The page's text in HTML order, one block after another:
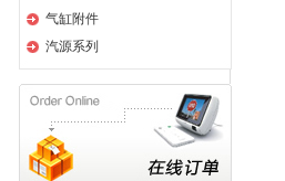
气缸附件
汽源系列